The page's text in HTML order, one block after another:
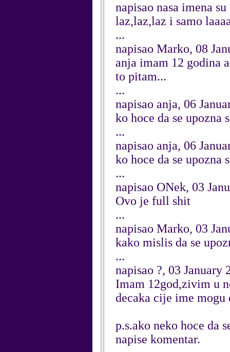
napisao nasa imena
laz,laz,laz i samo
...
napisao Marko, 08
anja imam 12 godina
to pitam...
...
napisao anja, 06
ko hoce da se upozna
...
napisao anja, 06
ko hoce da se upozna
...
napisao ONek, 03
Ovo je full shit
...
napisao Marko, 03
kako mislis da se
...
napisao ?, 03 January
Imam 12god,zivim u
decaka cije ime
p.s.ako neko hoce da
napise komentar.